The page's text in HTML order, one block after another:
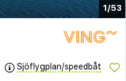
1/53
Sjöflygplan/speedbåt